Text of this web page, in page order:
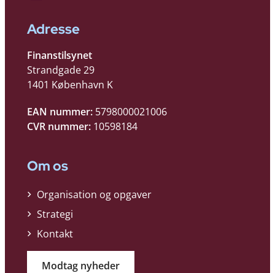
Adresse
Finanstilsynet
Strandgade 29
1401 København K
EAN nummer: 5798000021006
CVR nummer: 10598184
Om os
Organisation og opgaver
Strategi
Kontakt
Modtag nyheder